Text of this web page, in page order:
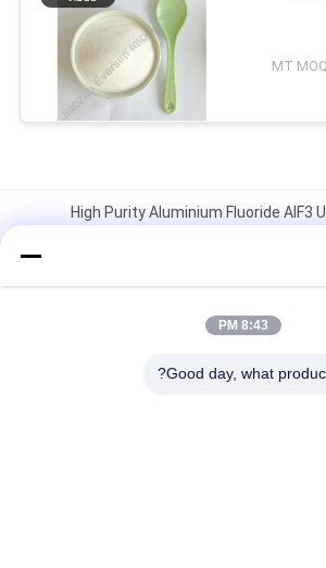
High Purity Aluminium Fluoride AlF3
المعادن
8:43 PM
Good day, what